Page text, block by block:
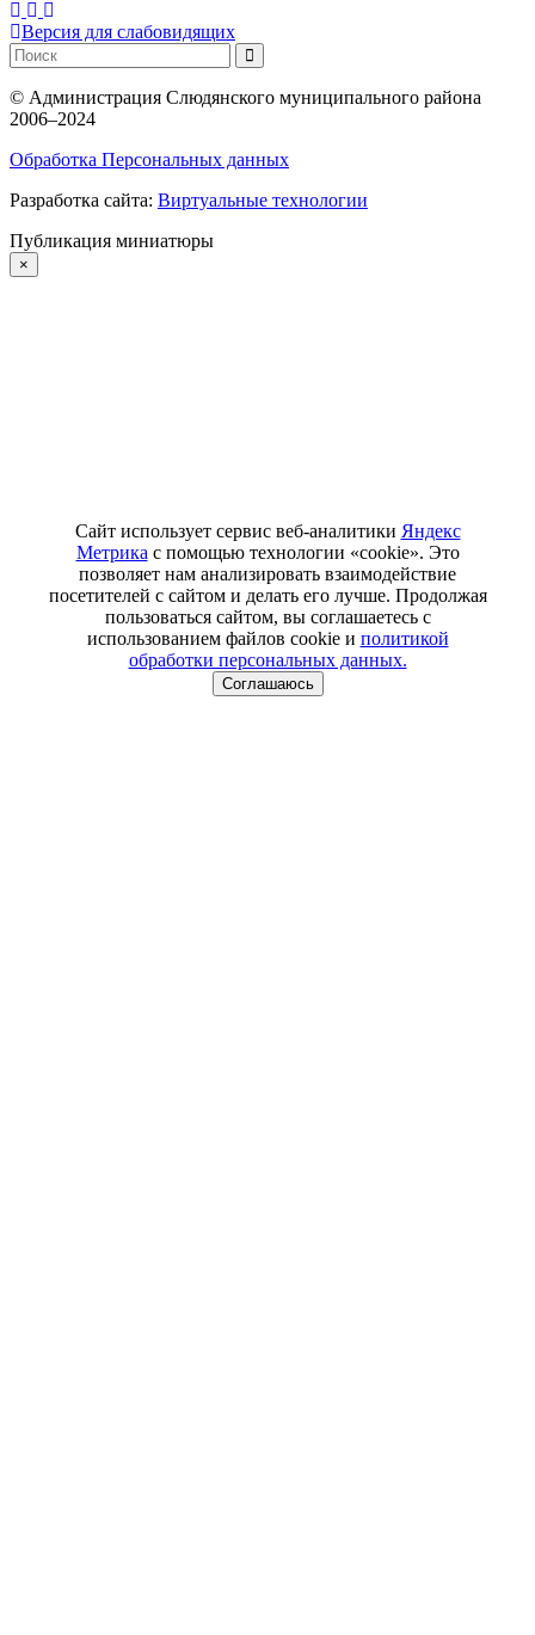
Версия для слабовидящих
© Администрация Слюдянского муниципального района
2006–2024
Обработка Персональных данных
Разработка сайта: Виртуальные технологии
Публикация миниатюры
×
Сайт использует сервис веб-аналитики Яндекс
Метрика с помощью технологии «cookie». Это
позволяет нам анализировать взаимодействие
посетителей с сайтом и делать его лучше. Продолжая
пользоваться сайтом, вы соглашаетесь с
использованием файлов cookie и политикой
обработки персональных данных.
Соглашаюсь